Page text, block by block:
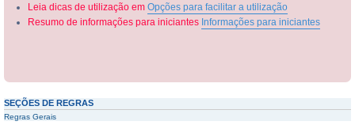
Leia dicas de utilização em Opções para facilitar a utilização
Resumo de informações para iniciantes Informações para iniciantes
SEÇÕES DE REGRAS
Regras Gerais